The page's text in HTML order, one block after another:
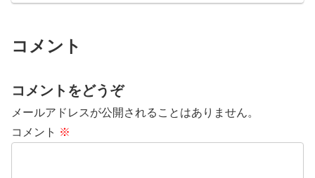
コメント
コメントをどうぞ
メールアドレスが公開されることはありません。
コメント ※